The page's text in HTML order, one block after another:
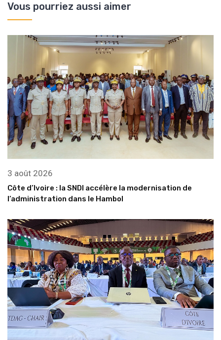
Vous pourriez aussi aimer
3 août 2026
Côte d’Ivoire : la SNDI accélère la modernisation de
l’administration dans le Hambol